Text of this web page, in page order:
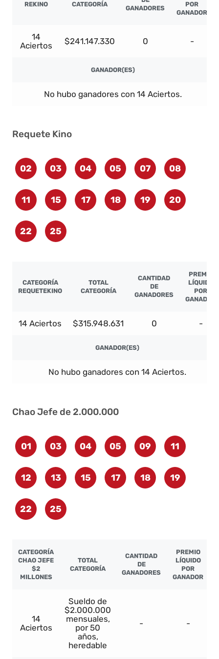
REKINO
CATEGORÍA
GANADORES
POR
GANADOR
14
Aciertos
$241.147.330 0 -
GANADOR(ES)
No hubo ganadores con 14 Aciertos.
Requete Kino
02 03 04 05 07 08
11 15 17 18 19 20
22 25
CATEGORÍA
REQUETEKINO
TOTAL
CATEGORÍA
CANTIDAD
DE
GANADORES
PREMIO
LÍQUIDO
POR
GANADOR
14 Aciertos $315.948.631 0 -
GANADOR(ES)
No hubo ganadores con 14 Aciertos.
Chao Jefe de 2.000.000
01 03 04 05 09 11
12 13 15 17 18 19
22 25
CATEGORÍA
CHAO JEFE
$2
MILLONES
TOTAL
CATEGORÍA
CANTIDAD
DE
GANADORES
PREMIO
LÍQUIDO
POR
GANADOR
14
Aciertos
Sueldo de
$2.000.000
mensuales,
por 50
años,
heredable
- -